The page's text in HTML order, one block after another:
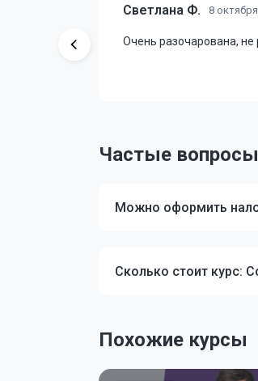
Светлана Ф. 8
Очень разочарована, не
Частые вопросы
Можно оформить
Сколько стоит курс:
Похожие курсы